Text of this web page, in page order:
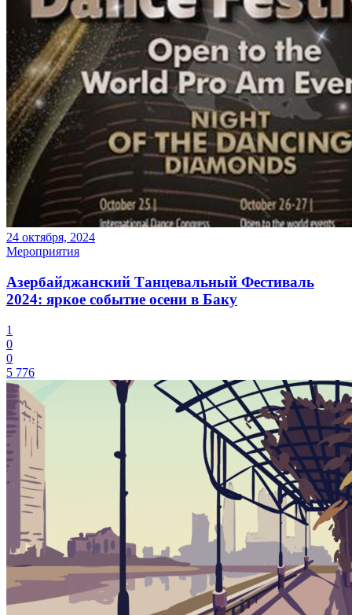
24 октября, 2024
Мероприятия
Азербайджанский Танцевальный Фестиваль
2024: яркое событие осени в Баку
1
0
0
5 776